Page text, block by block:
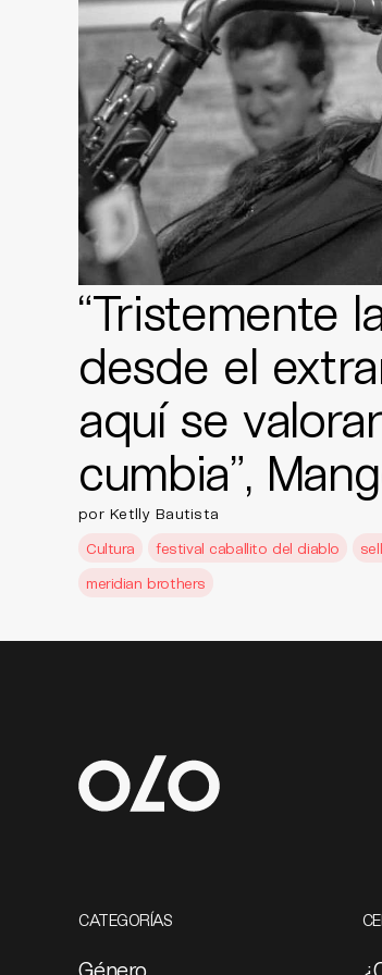
“Tristemente
desde el
aquí se
cumbia”,
por Ketlly Bautista
Cultura
festival caballito del diablo
meridian brothers
CATEGORÍAS
Género